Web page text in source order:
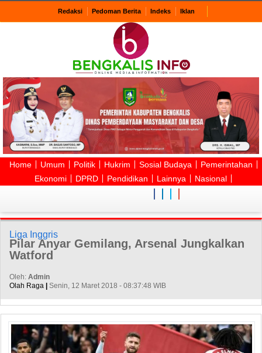
Redaksi Pedoman Berita Indeks Iklan
Home Umum Politik Hukrim Sosial Budaya
Pemerintahan
Ekonomi
DPRD Pendidikan Lainnya Nasional
Liga Inggris
Pilar Anyar Gemilang, Arsenal Jungkalkan
Watford
Oleh: Admin
Olah Raga
Senin, 12 Maret 2018 - 08:37:48 WIB